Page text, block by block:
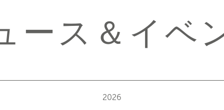
ース＆イベ
2026